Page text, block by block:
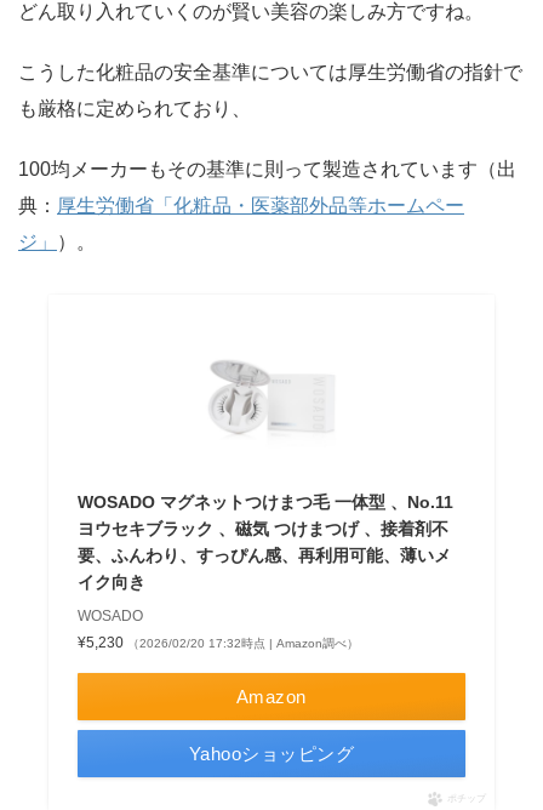
どん取り入れていくのが賢い美容の楽しみ方ですね。
こうした化粧品の安全基準については厚生労働省の指針で
も厳格に定められており、
100均メーカーもその基準に則って製造されています（出
典： 厚生労働省「化粧品・医薬部外品等ホームペー
ジ」
）。
WOSADO マグネットつけまつ毛 一体型 、No.11
ヨウセキブラック 、磁気 つけまつげ 、接着剤不
要、ふんわり、すっぴん感、再利用可能、薄いメ
イク向き
WOSADO
¥5,230
（2026/02/20 17:32時点 | Amazon調べ）
Amazon
Yahooショッピング
ポチップ